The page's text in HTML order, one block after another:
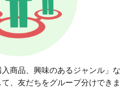
入商品、興味のあるジャンル」な
、友だちをグループ分けできま